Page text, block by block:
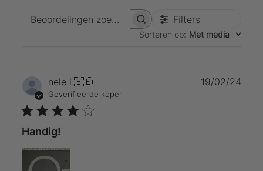
Beoordelingen zoekenFilters
Sorteren op: Met media
nele l.🇧🇪
Geverifieerde koper
Handig!
19/02/24